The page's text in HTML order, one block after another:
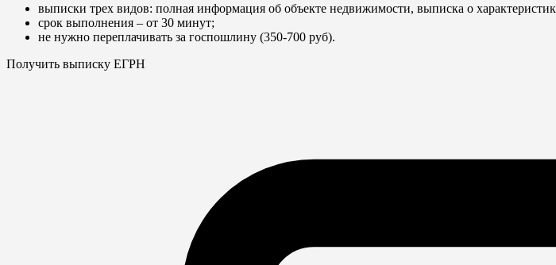
выписки трех видов: полная информация об объекте недвижимости, выписка о
срок выполнения – от 30 минут;
не нужно переплачивать за госпошлину (350-700 руб).
Получить выписку ЕГРН